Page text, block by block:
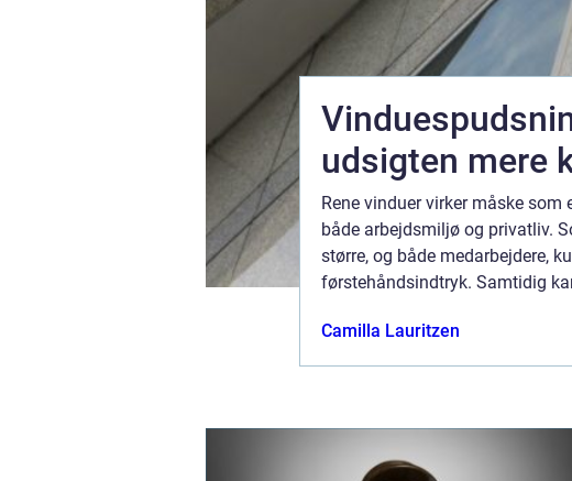
udsigten mere
Rene vinduer virker måske
både arbejdsmiljø og privatliv.
større, og både medarbejdere,
førstehåndsindtryk. Samtidig
Camilla Lauritzen